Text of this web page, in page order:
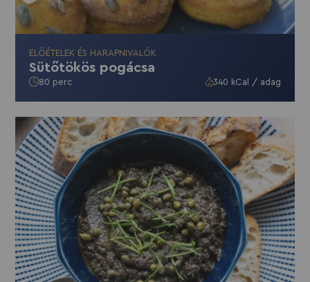
ELŐÉTELEK ÉS HARAPNIVALÓK
Sütőtökös pogácsa
80 perc 340 kCal / adag